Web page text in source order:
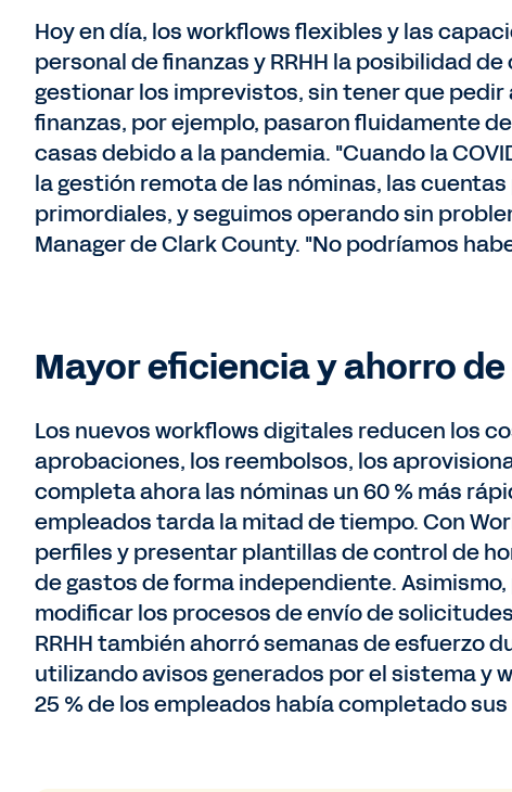
Hoy en día, los workflows flexibles y las
personal de finanzas y RRHH la posibilidad
gestionar los imprevistos, sin tener que pedir
finanzas, por ejemplo, pasaron fluidamente
casas debido a la pandemia. "Cuando la
la gestión remota de las nóminas, las
primordiales, y seguimos operando sin
Manager de Clark County. "No podríamos
Mayor eficiencia y ahorro
Los nuevos workflows digitales reducen los
aprobaciones, los reembolsos, los
completa ahora las nóminas un 60 % más
empleados tarda la mitad de tiempo. Con
perfiles y presentar plantillas de control de
de gastos de forma independiente.
modificar los procesos de envío de
RRHH también ahorró semanas de esfuerzo
utilizando avisos generados por el sistema y
25 % de los empleados había completado